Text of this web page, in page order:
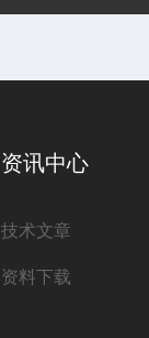
资讯中心
技术文章
资料下载